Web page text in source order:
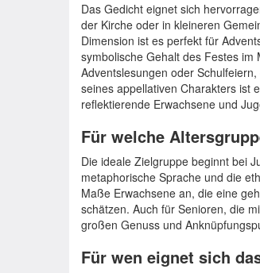
Das Gedicht eignet sich
der Kirche oder in kleineren
Dimension ist es perfekt für
symbolische Gehalt des Festes
Adventslesungen oder
seines appellativen Charakters ist
reflektierende Erwachsene und
Für welche
Die ideale Zielgruppe beginnt bei
metaphorische Sprache und die
Maße Erwachsene an, die eine
schätzen. Auch für Senioren, die
großen Genuss und
Für wen eignet sich